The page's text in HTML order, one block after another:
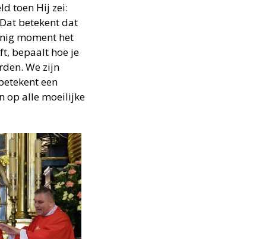
toen Hij zei:
betekent dat
moment het
bepaalt hoe je
We zijn
een
op alle moeilijke